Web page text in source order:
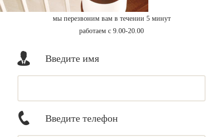
мы перезвоним вам в течении 5 минут
работаем с 9.00-20.00
Введите имя
Введите телефон